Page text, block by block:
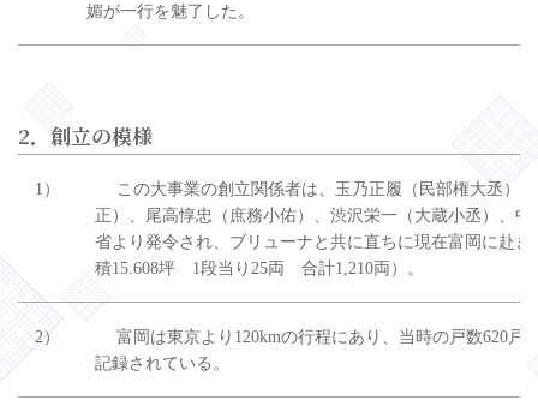
媚が一行を魅了した。
2．創立の模様
1）
この大事業の創立関係者は、玉乃正履（民部権大丞）
正）、尾高惇忠（庶務小佑）、渋沢栄一（大蔵小丞）、
省より発令され、ブリューナと共に直ちに現在富岡に赴
積15.608坪 1段当り25両 合計1,210両）。
2）
富岡は東京より120kmの行程にあり、当時の戸数620戸
記録されている。